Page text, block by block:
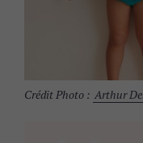
Crédit Photo : Arthur